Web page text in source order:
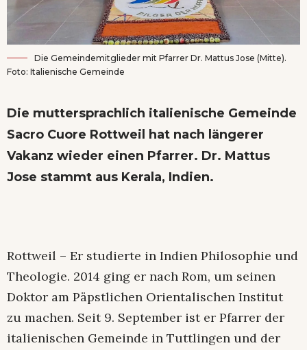
Die Gemeindemitglieder mit Pfarrer Dr. Mattus Jose (Mitte).
Foto: Italienische Gemeinde
Die muttersprachlich italienische Gemeinde
Sacro Cuore Rottweil hat nach längerer
Vakanz wieder einen Pfarrer. Dr. Mattus
Jose stammt aus Kerala, Indien.
Rottweil – Er studierte in Indien Philosophie und
Theologie. 2014 ging er nach Rom, um seinen
Doktor am Päpstlichen Orientalischen Institut
zu machen. Seit 9. September ist er Pfarrer der
italienischen Gemeinde in Tuttlingen und der